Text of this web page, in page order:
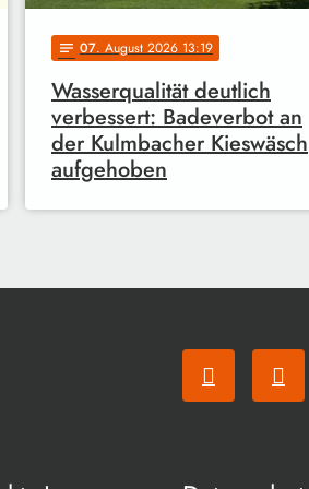
notes 07. August 2026 13:19
Wasserqualität deutlich
verbessert: Badeverbot an
der Kulmbacher Kieswäsch
aufgehoben